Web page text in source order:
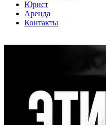
Юрист
Аренда
Контакты